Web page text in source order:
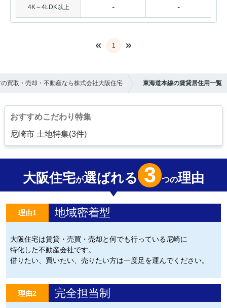
4K～4LDK以上 - -
1
買取・売却・不動産なら株式会社大阪住宅 東海道本線の賃貸居住用一覧
おすすめこだわり特集
尼崎市 土地特集(3件)
大阪住宅が選ばれる 3 つの理由
理由1 地域密着型
大阪住宅は賃貸・売買・売却と何でも行っている尼崎に
特化した不動産会社です。
借りたい、買いたい、売りたい方は一度足を運んでください。
理由2 完全担当制